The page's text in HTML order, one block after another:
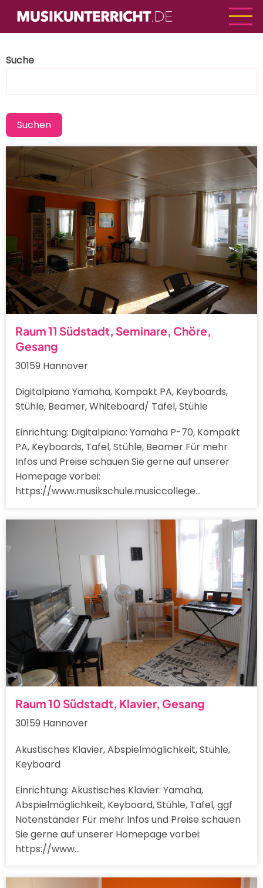
zum
Inhalt
Suche
Raum 11 Südstadt, Seminare, Chöre,
Gesang
30159 Hannover
Digitalpiano Yamaha, Kompakt PA, Keyboards,
Stühle, Beamer, Whiteboard/ Tafel, Stühle
Einrichtung: Digitalpiano: Yamaha P-70, Kompakt
PA, Keyboards, Tafel, Stühle, Beamer Für mehr
Infos und Preise schauen Sie gerne auf unserer
Homepage vorbei:
https://www.musikschule.musiccollege…
Raum 10 Südstadt, Klavier, Gesang
30159 Hannover
Akustisches Klavier, Abspielmöglichkeit, Stühle,
Keyboard
Einrichtung: Akustisches Klavier: Yamaha,
Abspielmöglichkeit, Keyboard, Stühle, Tafel, ggf
Notenständer Für mehr Infos und Preise schauen
Sie gerne auf unserer Homepage vorbei:
https://www…